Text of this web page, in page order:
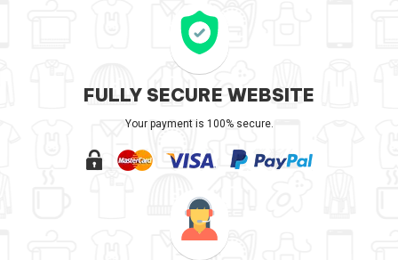
FULLY SECURE WEBSITE
Your payment is 100% secure.